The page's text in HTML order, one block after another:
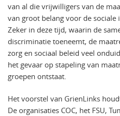
van al die vrijwilligers van de
van groot belang voor de sociale
Zeker in deze tijd, waarin de
discriminatie toeneemt, de
zorg en sociaal beleid veel
het gevaar op stapeling van
groepen ontstaat.
Het voorstel van GrienLinks
De organisaties COC, het FSU,